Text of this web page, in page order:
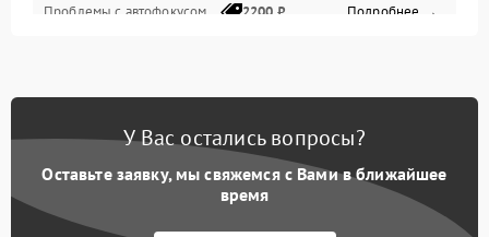
Проблемы с автофокусом 2200 ₽ Подробнее →
Плохое качество
2500 ₽ Подробнее →
Не работает зум Подробнее →
У Вас остались вопросы?
Оставьте заявку, мы свяжемся с Вами в ближайшее
время